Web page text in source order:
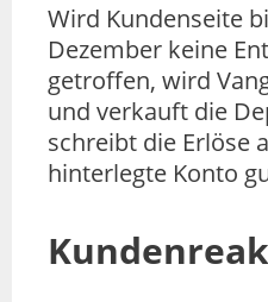
Wird Kundenseite
Dezember keine
getroffen, wird
und verkauft die
schreibt die Erlöse
hinterlegte Konto